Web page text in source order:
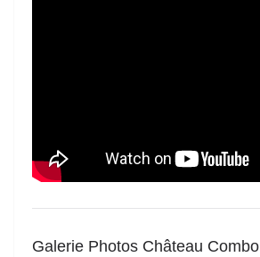
Galerie Photos Château Combo